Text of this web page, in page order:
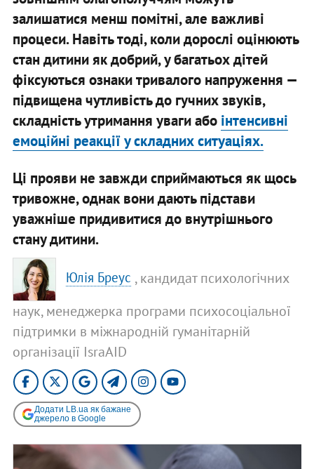
залишатися менш помітні, але важливі
процеси. Навіть тоді, коли дорослі оцінюють
стан дитини як добрий, у багатьох дітей
фіксуються ознаки тривалого напруження —
підвищена чутливість до гучних звуків,
складність утримання уваги або інтенсивні
емоційні реакції у складних ситуаціях.
Ці прояви не завжди сприймаються як щось
тривожне, однак вони дають підстави
уважніше придивитися до внутрішнього
стану дитини.
Юлія Бреус , кандидат психологічних
наук, менеджерка програми психосоціальної
підтримки в міжнародній гуманітарній
організації IsraAID
Додати LB.ua як бажане
джерело в Google